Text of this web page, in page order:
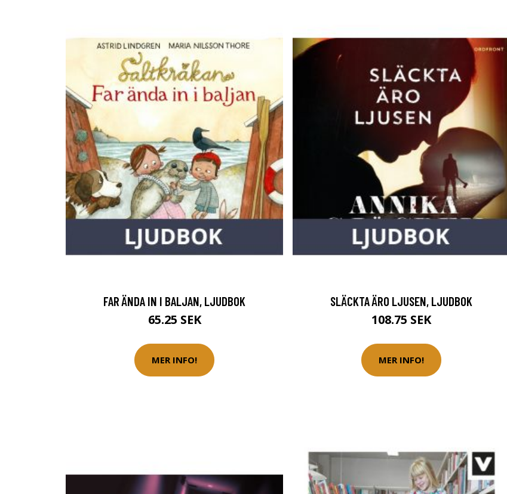
FAR ÄNDA IN I BALJAN, LJUDBOK
65.25 SEK
MER INFO!
SLÄCKTA ÄRO LJUSEN, LJUDBOK
108.75 SEK
MER INFO!